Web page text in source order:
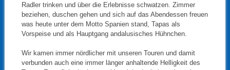
Radler trinken und über die Erlebnisse schwatzen. Zimmer
beziehen, duschen gehen und sich auf das Abendessen freuen
was heute unter dem Motto Spanien stand, Tapas als
Vorspeise und als Hauptgang andalusisches Hühnchen.
Wir kamen immer nördlicher mit unseren Touren und damit
verbunden auch eine immer länger anhaltende Helligkeit des